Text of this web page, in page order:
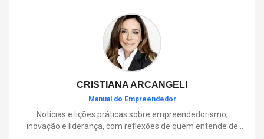
que envolve o dia a dia dos motoristas.
CRISTIANA ARCANGELI
Manual do Empreendedor
Notícias e lições práticas sobre empreendedorismo,
inovação e liderança, com reflexões de quem entende de